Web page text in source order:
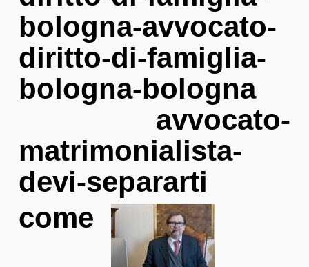
bologna-avvocato-
diritto-di-famiglia-
bologna-bologna
avvocato-
matrimonialista-
devi-separarti
come